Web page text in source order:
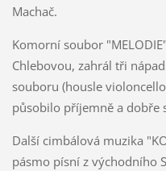
Machač.
Komorní soubor
Chlebovou, zahrál tři
souboru (housle
působilo příjemně a dobře
Další cimbálová muzika
pásmo písní z východního